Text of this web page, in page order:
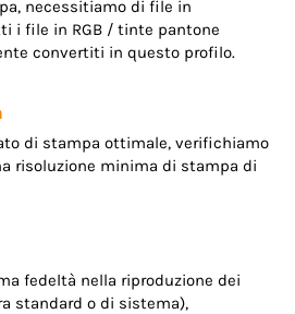
necessitiamo di file in
i file in RGB / tinte pantone
convertiti in questo profilo.
di stampa ottimale, verifichiamo
risoluzione minima di stampa di
fedeltà nella riproduzione dei
standard o di sistema),